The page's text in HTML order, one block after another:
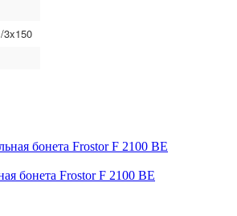
3x150
бонета Frostor F 2100 ВЕ